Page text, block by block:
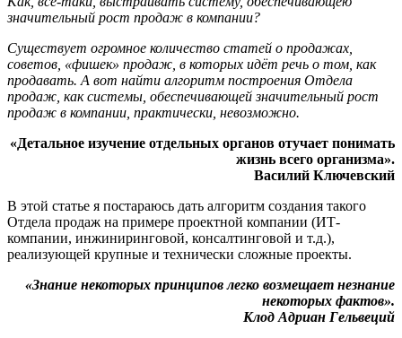
значительный рост продаж в компании?
Существует огромное количество статей о продажах,
советов, «фишек» продаж, в которых идёт речь о том, как
продавать. А вот найти алгоритм построения Отдела
продаж, как системы, обеспечивающей значительный рост
продаж в компании, практически, невозможно.
«Детальное изучение отдельных органов отучает понимать
жизнь всего организма».
Василий Ключевский
В этой статье я постараюсь дать алгоритм создания такого
Отдела продаж на примере проектной компании (ИТ-
компании, инжиниринговой, консалтинговой и т.д.),
реализующей крупные и технически сложные проекты.
«Знание некоторых принципов легко возмещает незнание
некоторых фактов».
Клод Адриан Гельвеций